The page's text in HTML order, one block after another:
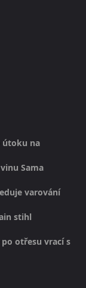
útoku na
Sama
varování
stihl
otřesu vrací s